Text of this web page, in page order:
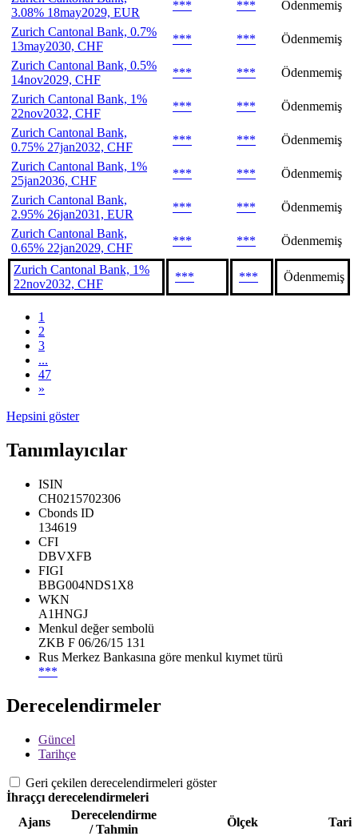
3.08% 18may2029, EUR
*** ***
Ödenmemiş
Zurich Cantonal Bank, 0.7%
13may2030, CHF
*** ***
Ödenmemiş
Zurich Cantonal Bank, 0.5%
14nov2029, CHF
*** ***
Ödenmemiş
Zurich Cantonal Bank, 1%
22nov2032, CHF
*** ***
Ödenmemiş
Zurich Cantonal Bank,
0.75% 27jan2032, CHF
*** ***
Ödenmemiş
Zurich Cantonal Bank, 1%
25jan2036, CHF
*** ***
Ödenmemiş
Zurich Cantonal Bank,
2.95% 26jan2031, EUR
*** ***
Ödenmemiş
Zurich Cantonal Bank,
0.65% 22jan2029, CHF
*** *** Ödenmemiş
Zurich Cantonal Bank, 1%
22nov2032, CHF
*** *** Ödenmemiş
1
2
3
...
47
»
Hepsini göster
Tanımlayıcılar
ISIN
CH0215702306
Cbonds ID
134619
CFI
DBVXFB
FIGI
BBG004NDS1X8
WKN
A1HNGJ
Menkul değer sembolü
ZKB F 06/26/15 131
Rus Merkez Bankasına göre menkul kıymet türü
***
Derecelendirmeler
Güncel
Tarihçe
Geri çekilen derecelendirmeleri göster
İhraççı derecelendirmeleri
Ajans
Derecelendirme
/ Tahmin
Ölçek
Tarih